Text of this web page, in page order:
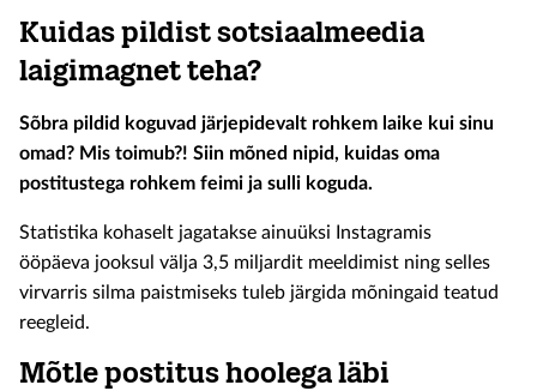
Kuidas pildist sotsiaalmeedia
laigimagnet teha?
Sõbra pildid koguvad järjepidevalt rohkem laike kui sinu
omad? Mis toimub?! Siin mõned nipid, kuidas oma
postitustega rohkem feimi ja sulli koguda.
Statistika kohaselt jagatakse ainuüksi Instagramis
ööpäeva jooksul välja 3,5 miljardit meeldimist ning selles
virvarris silma paistmiseks tuleb järgida mõningaid teatud
reegleid.
Mõtle postitus hoolega läbi